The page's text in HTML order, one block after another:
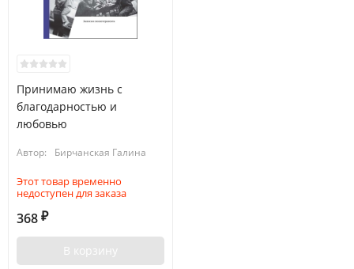
Принимаю жизнь с
благодарностью и
любовью
Автор: Бирчанская Галина
Этот товар временно
недоступен для заказа
368 ₽
В корзину